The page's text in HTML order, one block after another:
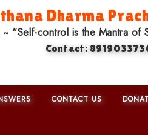
Dharma
~ “Self-control is the Mantra of
Contact:
CONTACT US